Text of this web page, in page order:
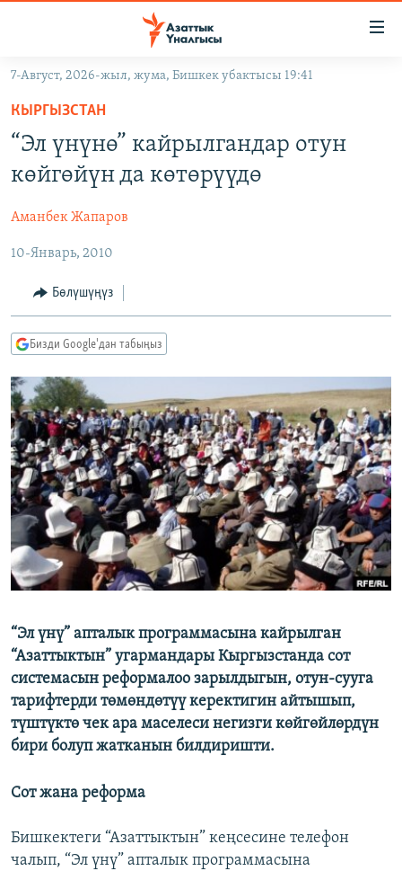
Навигацияга
өтүңүз
Издөөгө
салыңыз
КЫРГЫЗСТАН
КЫРГЫЗСТАН
ЭКОНОМИКА
МАДАНИЯТ
ДҮЙНӨ
БОРБОР АЗИЯ
АТАЙЫН ИЛИКТӨӨ
ТВ ПРОГРАММАЛАР
БҮГҮН АЗАТТЫКТА
БИЗ ЖАНА ДҮЙНӨ
ДАНИСТЕ
ЭЖЕ-СИҢДИЛЕР
АЗАТТЫК+
ЫҢГАЙСЫЗ СУРООЛОР
ПОДКАСТ
ӨЗГӨЧӨ ПИКИР
ОНЛАЙН ШЕРИНЕ
ЭЕ/АРнун бардык сайттары
7-Август, 2026-жыл, жума, Бишкек убактысы 19:41
КЫРГЫЗСТАН
“Эл үнүнө” кайрылгандар отун
көйгөйүн да көтөрүүдө
Аманбек Жапаров
10-Январь, 2010
Бөлүшүңүз
Бизди Google'дан табыңыз
“Эл үнү” апталык программасына кайрылган
“Азаттыктын” угармандары Кыргызстанда сот
системасын реформалоо зарылдыгын, отун-сууга
тарифтерди төмөндөтүү керектигин айтышып,
түштүктө чек ара маселеси негизги көйгөйлөрдүн
бири болуп жатканын билдиришти.
Сот жана реформа
Бишкектеги “Азаттыктын” кеңсесине телефон
чалып, “Эл үнү” апталык программасына